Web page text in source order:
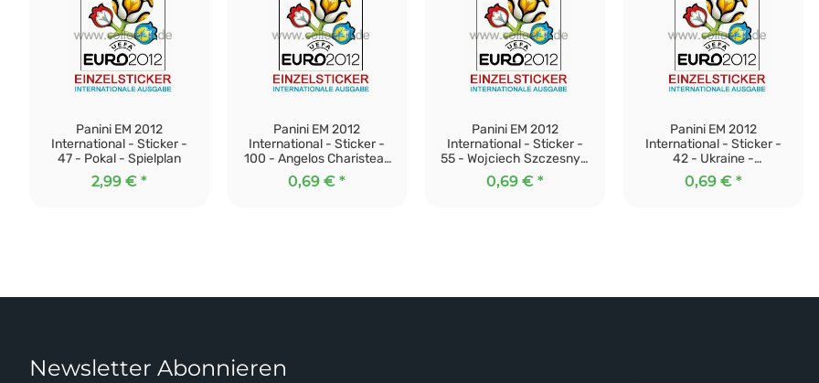
Panini EM 2012
International - Sticker -
47 - Pokal - Spielplan
2,99 € *
Panini EM 2012
International - Sticker -
100 - Angelos Charisteas
- Griechenland
0,69 €*
Panini EM 2012
International - Sticker -
55 - Wojciech Szczesny -
Polen
0,69 €*
Panini EM 2012
International - Sticker -
42 - Ukraine -
Geschichte
0,69 € *
Newsletter Abonnieren